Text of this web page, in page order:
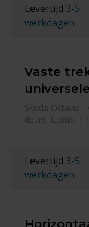
Levertijd 3-5
werkdagen
Vaste
Skoda Octavia I
deurs, Combi |
Levertijd 3-5
werkdagen